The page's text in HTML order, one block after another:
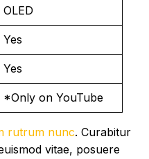
OLED
Yes
Yes
*Only on YouTube
rutrum nunc. Curabitur
vitae, posuere